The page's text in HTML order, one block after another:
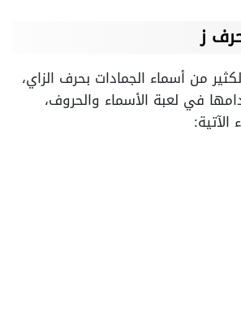
ز
من أسماء الجمادات بحرف الزاي،
في لعبة الأسماء والحروف،